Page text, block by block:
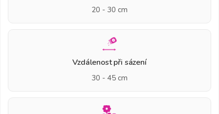
20 - 30 cm
Vzdálenost při sázení
30 - 45 cm